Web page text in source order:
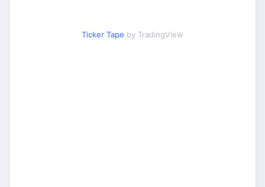
Ticker Tape by TradingView